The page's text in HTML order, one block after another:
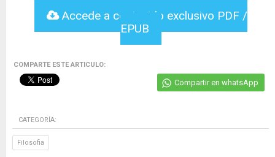
Accede a contenido exclusivo PDF /
EPUB
COMPARTE ESTE ARTICULO:
Compartir en whatsApp
CATEGORÍA:
Filosofia